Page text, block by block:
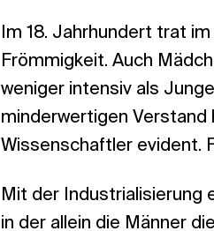
Im 18. Jahrhundert trat
Frömmigkeit. Auch
weniger intensiv als
minderwertigen Verstand
Wissenschaftler evident.
Mit der Industrialisierung
in der allein die Männer